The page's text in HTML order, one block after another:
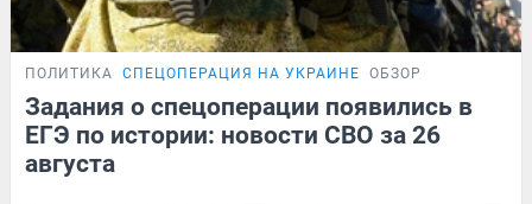
ПОЛИТИКА СПЕЦОПЕРАЦИЯ НА УКРАИНЕ ОБЗОР
Задания о спецоперации появились в
ЕГЭ по истории: новости СВО за 26
августа